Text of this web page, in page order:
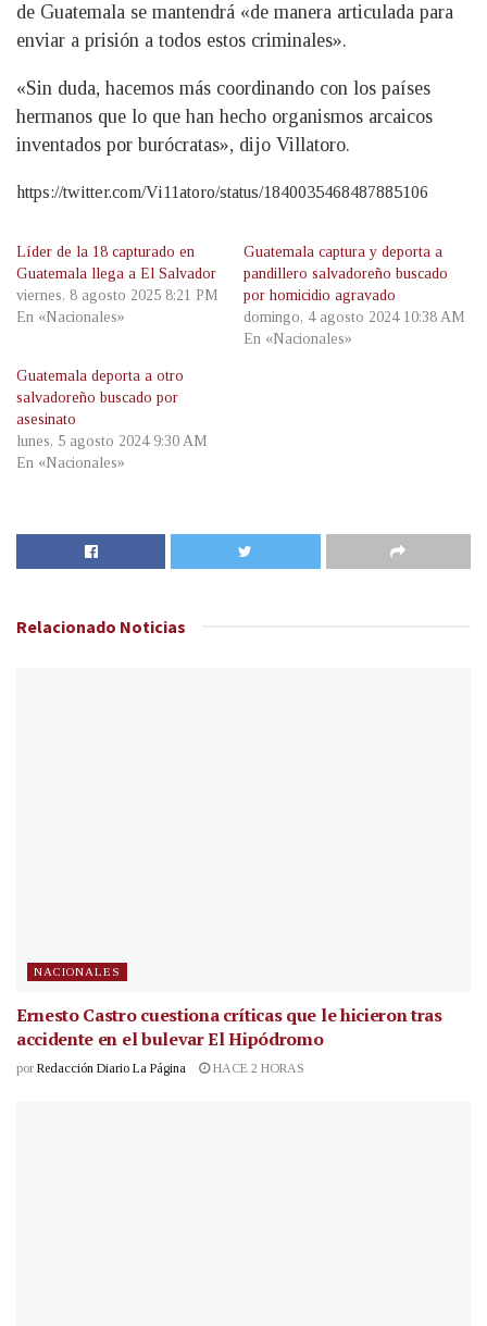
de Guatemala se mantendrá «de manera articulada para
enviar a prisión a todos estos criminales».
«Sin duda, hacemos más coordinando con los países
hermanos que lo que han hecho organismos arcaicos
inventados por burócratas», dijo Villatoro.
https://twitter.com/Vi11atoro/status/1840035468487885106
Líder de la 18 capturado en
Guatemala llega a El Salvador
viernes, 8 agosto 2025 8:21 PM
En «Nacionales»
Guatemala captura y deporta a
pandillero salvadoreño buscado
por homicidio agravado
domingo, 4 agosto 2024 10:38 AM
En «Nacionales»
Guatemala deporta a otro
salvadoreño buscado por
asesinato
lunes, 5 agosto 2024 9:30 AM
En «Nacionales»
Relacionado Noticias
NACIONALES
Ernesto Castro cuestiona críticas que le hicieron tras
accidente en el bulevar El Hipódromo
por Redacción Diario La Página HACE 2 HORAS